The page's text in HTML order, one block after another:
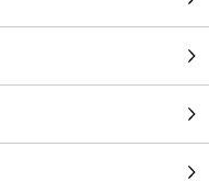
る曲の一覧